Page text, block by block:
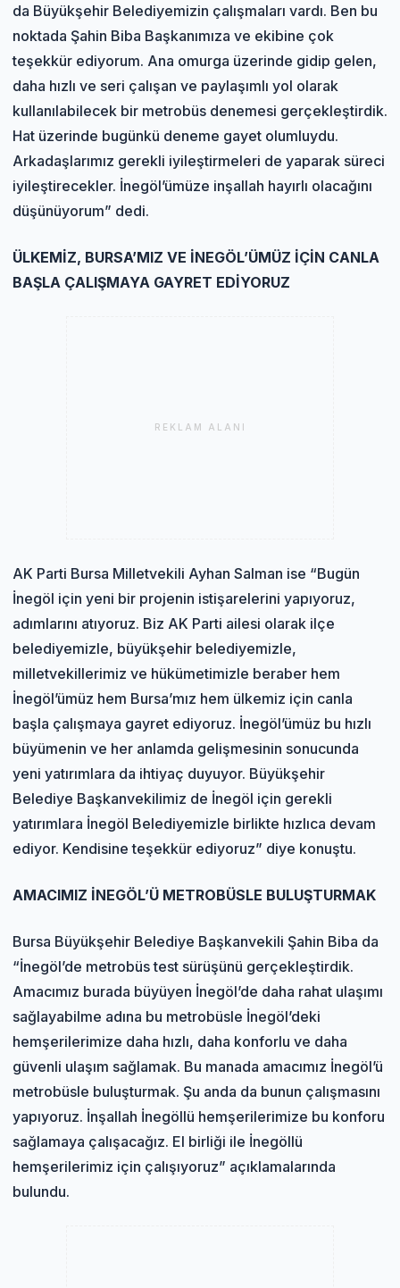
da Büyükşehir Belediyemizin çalışmaları vardı. Ben bu
noktada Şahin Biba Başkanımıza ve ekibine çok
teşekkür ediyorum. Ana omurga üzerinde gidip gelen,
daha hızlı ve seri çalışan ve paylaşımlı yol olarak
kullanılabilecek bir metrobüs denemesi gerçekleştirdik.
Hat üzerinde bugünkü deneme gayet olumluydu.
Arkadaşlarımız gerekli iyileştirmeleri de yaparak süreci
iyileştirecekler. İnegöl’ümüze inşallah hayırlı olacağını
düşünüyorum” dedi.
ÜLKEMİZ, BURSA’MIZ VE İNEGÖL’ÜMÜZ İÇİN CANLA
BAŞLA ÇALIŞMAYA GAYRET EDİYORUZ
REKLAM ALANI
AK Parti Bursa Milletvekili Ayhan Salman ise “Bugün
İnegöl için yeni bir projenin istişarelerini yapıyoruz,
adımlarını atıyoruz. Biz AK Parti ailesi olarak ilçe
belediyemizle, büyükşehir belediyemizle,
milletvekillerimiz ve hükümetimizle beraber hem
İnegöl’ümüz hem Bursa’mız hem ülkemiz için canla
başla çalışmaya gayret ediyoruz. İnegöl’ümüz bu hızlı
büyümenin ve her anlamda gelişmesinin sonucunda
yeni yatırımlara da ihtiyaç duyuyor. Büyükşehir
Belediye Başkanvekilimiz de İnegöl için gerekli
yatırımlara İnegöl Belediyemizle birlikte hızlıca devam
ediyor. Kendisine teşekkür ediyoruz” diye konuştu.
AMACIMIZ İNEGÖL’Ü METROBÜSLE BULUŞTURMAK
Bursa Büyükşehir Belediye Başkanvekili Şahin Biba da
“İnegöl’de metrobüs test sürüşünü gerçekleştirdik.
Amacımız burada büyüyen İnegöl’de daha rahat ulaşımı
sağlayabilme adına bu metrobüsle İnegöl’deki
hemşerilerimize daha hızlı, daha konforlu ve daha
güvenli ulaşım sağlamak. Bu manada amacımız İnegöl’ü
metrobüsle buluşturmak. Şu anda da bunun çalışmasını
yapıyoruz. İnşallah İnegöllü hemşerilerimize bu konforu
sağlamaya çalışacağız. El birliği ile İnegöllü
hemşerilerimiz için çalışıyoruz” açıklamalarında
bulundu.